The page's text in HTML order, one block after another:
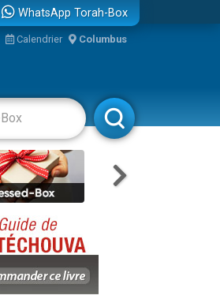
WhatsApp Torah-Box
Calendrier Columbus
Rabbanim